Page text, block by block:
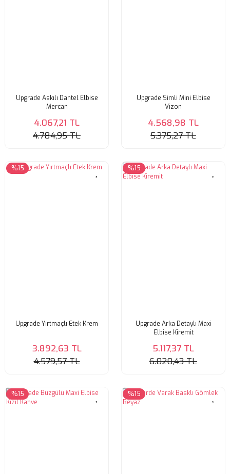
Upgrade Askılı Dantel Elbise
Mercan
4.067,21 TL
4.784,95 TL
Upgrade Simli Mini Elbise
Vizon
4.568,98 TL
5.375,27 TL
%15
Upgrade Yırtmaçlı Etek Krem
3.892,63 TL
4.579,57 TL
%15
Upgrade Arka Detaylı Maxi
Elbise Kiremit
5.117,37 TL
6.020,43 TL
%15 %15